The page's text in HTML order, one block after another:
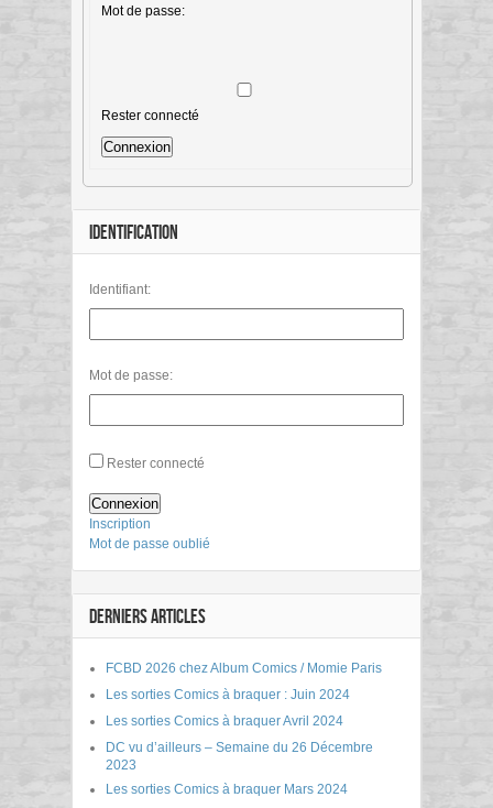
Mot de passe:
Rester connecté
Connexion
IDENTIFICATION
Identifiant:
Mot de passe:
Rester connecté
Connexion
Inscription
Mot de passe oublié
DERNIERS ARTICLES
FCBD 2026 chez Album Comics / Momie Paris
Les sorties Comics à braquer : Juin 2024
Les sorties Comics à braquer Avril 2024
DC vu d’ailleurs – Semaine du 26 Décembre
2023
Les sorties Comics à braquer Mars 2024